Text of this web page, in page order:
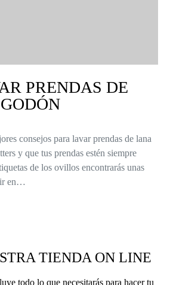
PRENDAS DE
consejos para lavar prendas de lana
y que tus prendas estén siempre
de los ovillos encontrarás unas
en…
TIENDA ON LINE
todo lo que necesitarás para hacer tu